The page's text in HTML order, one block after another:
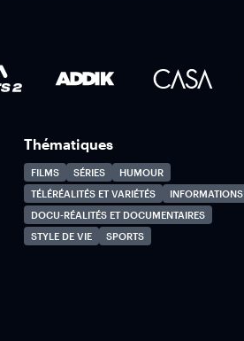
Thématiques
FILMS SÉRIES
HUMOUR
TÉLÉRÉALITÉS ET VARIÉTÉS
INFORMATIONS
DOCU-RÉALITÉS ET DOCUMENTAIRES
STYLE DE VIE
SPORTS